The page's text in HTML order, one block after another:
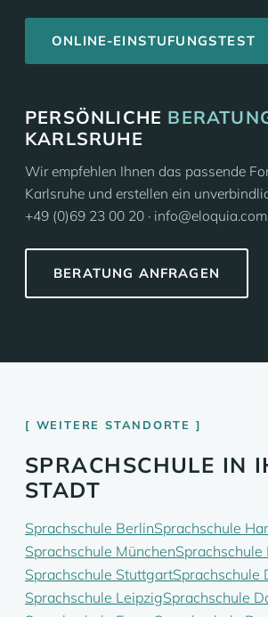
ONLINE-EINSTUFUNGSTEST
PERSÖNLICHE
KARLSRUHE
Wir empfehlen Ihnen das passende
Karlsruhe und erstellen ein
+49 (0)69 23 00 20 · info@eloquia.com
BERATUNG ANFRAGEN
WEITERE STANDORTE
SPRACHSCHULE IN
STADT
Sprachschule BerlinSprachschule
Sprachschule MünchenSprachschule
Sprachschule StuttgartSprachschule
Sprachschule LeipzigSprachschule